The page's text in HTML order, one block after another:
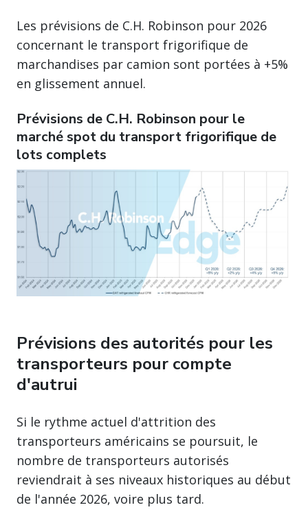
Les prévisions de C.H. Robinson pour 2026
concernant le transport frigorifique de
marchandises par camion sont portées à +5%
en glissement annuel.
Prévisions de C.H. Robinson pour le
marché spot du transport frigorifique de
lots complets
Prévisions des autorités pour les
transporteurs pour compte
d'autrui
Si le rythme actuel d'attrition des
transporteurs américains se poursuit, le
nombre de transporteurs autorisés
reviendrait à ses niveaux historiques au début
de l'année 2026, voire plus tard.